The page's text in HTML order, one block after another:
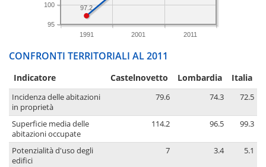
1991 2001 2011
95
100 97.2
CONFRONTI TERRITORIALI AL 2011
Indicatore Castelnovetto Lombardia Italia
Incidenza delle abitazioni
in proprietà
79.6 74.3 72.5
Superficie media delle
abitazioni occupate
114.2 96.5 99.3
Potenzialità d'uso degli
edifici
7 3.4 5.1